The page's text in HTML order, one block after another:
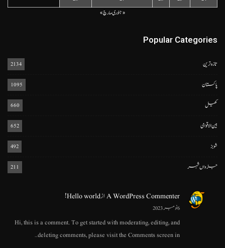
« جنوریمارچ »
Popular Categories
تازہ ترین 2134
پاکستان 1095
کھیل 660
بین الاقوامی 652
شوبز 492
جڑواں شہر 211
A WordPress CommenterازHello world!
6 نومبر 2023
Hi, this is a comment. To get started with moderating, editing, and
deleting comments, please visit the Comments screen in…